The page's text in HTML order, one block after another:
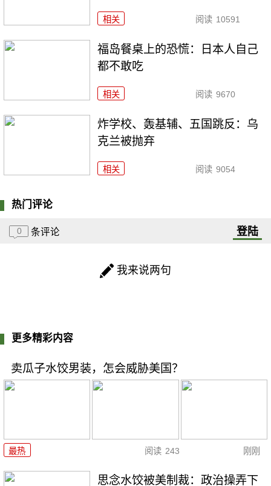
相关 阅读 10591
福岛餐桌上的恐慌：日本人自己
都不敢吃
相关 阅读 9670
炸学校、轰基辅、五国跳反：乌
克兰被抛弃
相关 阅读 9054
热门评论
0 条评论 登陆
我来说两句
更多精彩内容
卖瓜子水饺男装，怎会威胁美国？
最热 阅读 243 刚刚
思念水饺被美制裁：政治操弄下